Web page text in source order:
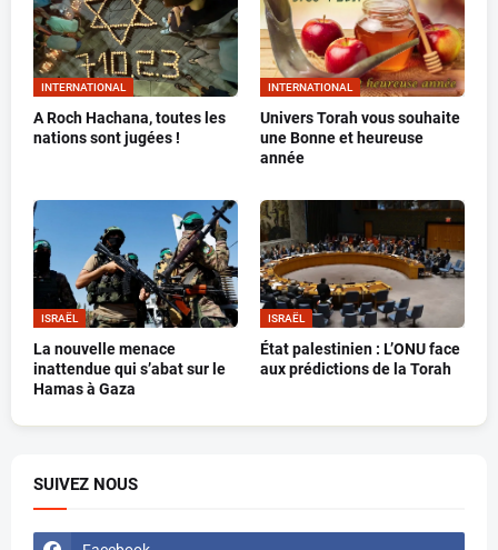
INTERNATIONAL
A Roch Hachana, toutes les
nations sont jugées !
INTERNATIONAL
Univers Torah vous souhaite
une Bonne et heureuse
année
ISRAËL
La nouvelle menace
inattendue qui s’abat sur le
Hamas à Gaza
ISRAËL
État palestinien : L’ONU face
aux prédictions de la Torah
SUIVEZ NOUS